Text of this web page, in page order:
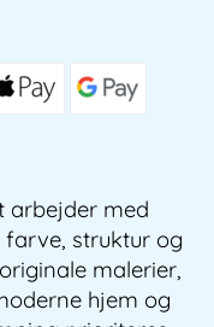
arbejder med
struktur og
malerier,
hjem og